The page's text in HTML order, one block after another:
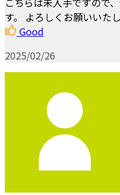
す。 よろしくお願いいたし
Good
2025/02/26